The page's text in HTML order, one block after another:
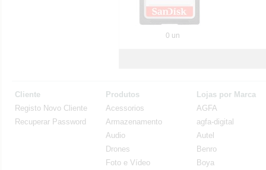
0 un
Cliente
Registo Novo Cliente
Recuperar Password
Produtos
Acessorios
Armazenamento
Audio
Drones
Foto e Vídeo
Lojas por Marca
AGFA
agfa-digital
Autel
Benro
Boya